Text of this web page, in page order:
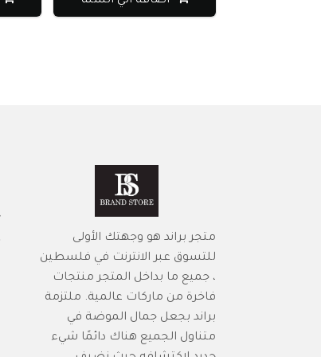
متجر براند هو وجهتك الأولى
للتسوق عبر الانترنت في فلسطين
، جميع ما بداخل المتجر منتجات
فاخرة من ماركات عالمية. ملتزمة
براند بجعل جمال الموضة في
متناول الجميع هناك دائمًا شيء